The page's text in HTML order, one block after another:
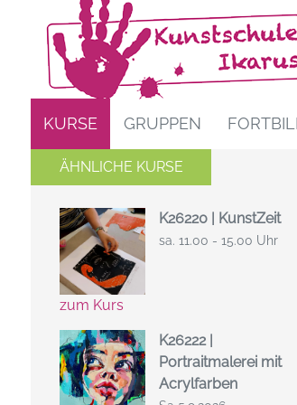
KURSE GRUPPEN
ÄHNLICHE KURSE
zum Kurs
K26220 | KunstZeit
sa. 11.00 - 15.00 Uhr
K26222 |
Portraitmalerei mit
Acrylfarben